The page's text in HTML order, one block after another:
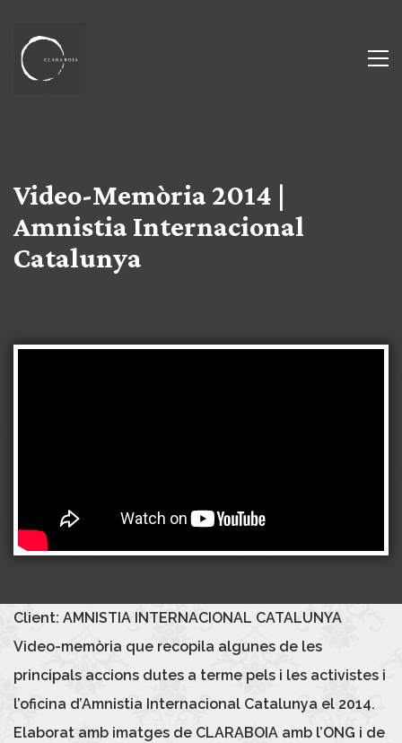
Video-Memòria 2014 |
Amnistia Internacional
Catalunya
Client: AMNISTIA INTERNACIONAL CATALUNYA
Video-memòria que recopila algunes de les
principals accions dutes a terme pels i les activistes i
l’oficina d’Amnistia Internacional Catalunya el 2014.
Elaborat amb imatges de CLARABOIA amb l’ONG i de